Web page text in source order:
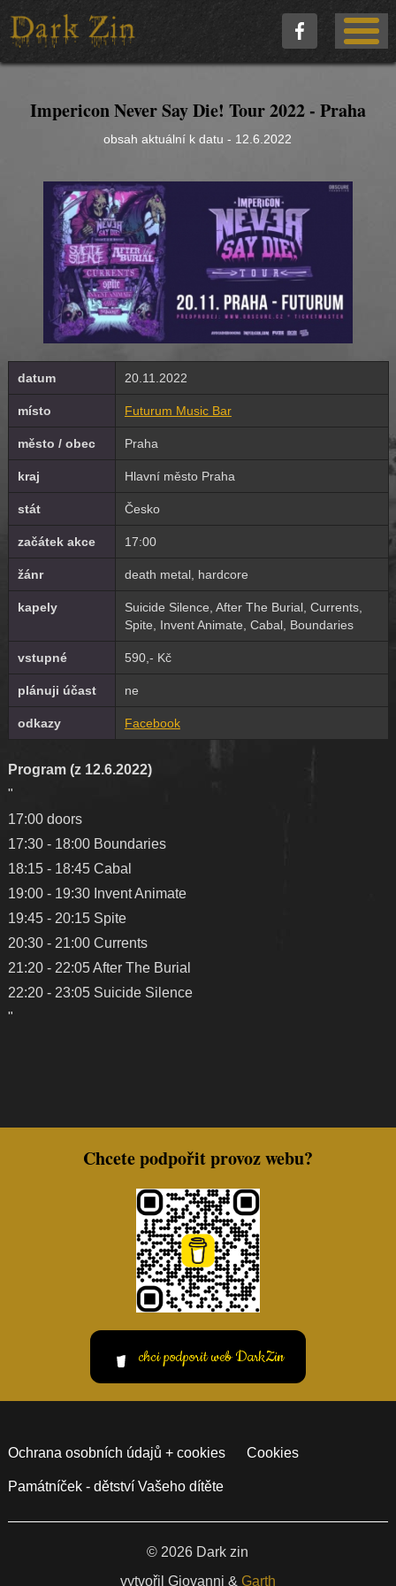
Impericon Never Say Die! Tour 2022 - Praha
obsah aktuální k datu - 12.6.2022
datum 20.11.2022
místo Futurum Music Bar
město / obec Praha
kraj Hlavní město Praha
stát Česko
začátek akce 17:00
žánr death metal, hardcore
kapely
Suicide Silence, After The Burial, Currents,
Spite, Invent Animate, Cabal, Boundaries
vstupné 590,- Kč
plánuji účast ne
odkazy Facebook
Program (z 12.6.2022)
"
17:00 doors
17:30 - 18:00 Boundaries
18:15 - 18:45 Cabal
19:00 - 19:30 Invent Animate
19:45 - 20:15 Spite
20:30 - 21:00 Currents
21:20 - 22:05 After The Burial
22:20 - 23:05 Suicide Silence
"
Chcete podpořit provoz webu?
chci podporit web DarkZin
Ochrana osobních údajů + cookies Cookies
Památníček - dětství Vašeho dítěte
© 2026 Dark zin
vytvořil Giovanni & Garth